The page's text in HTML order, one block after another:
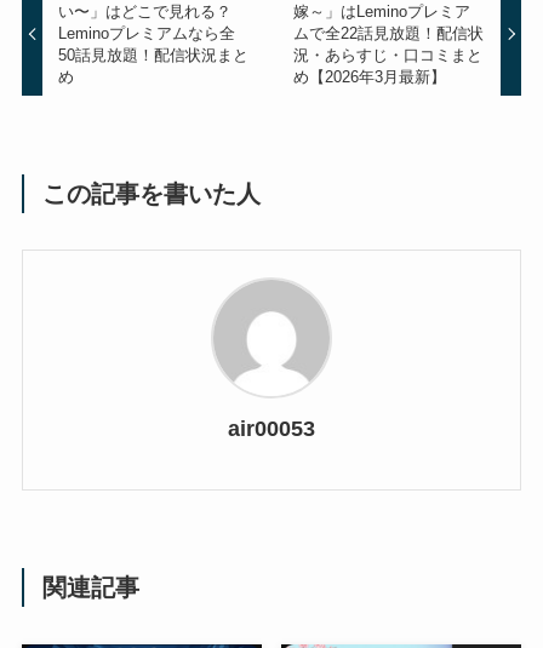
い〜」はどこで見れる？
Leminoプレミアムなら全
50話見放題！配信状況まと
め
嫁～」はLeminoプレミア
ムで全22話見放題！配信状
況・あらすじ・口コミまと
め【2026年3月最新】
この記事を書いた人
air00053
関連記事